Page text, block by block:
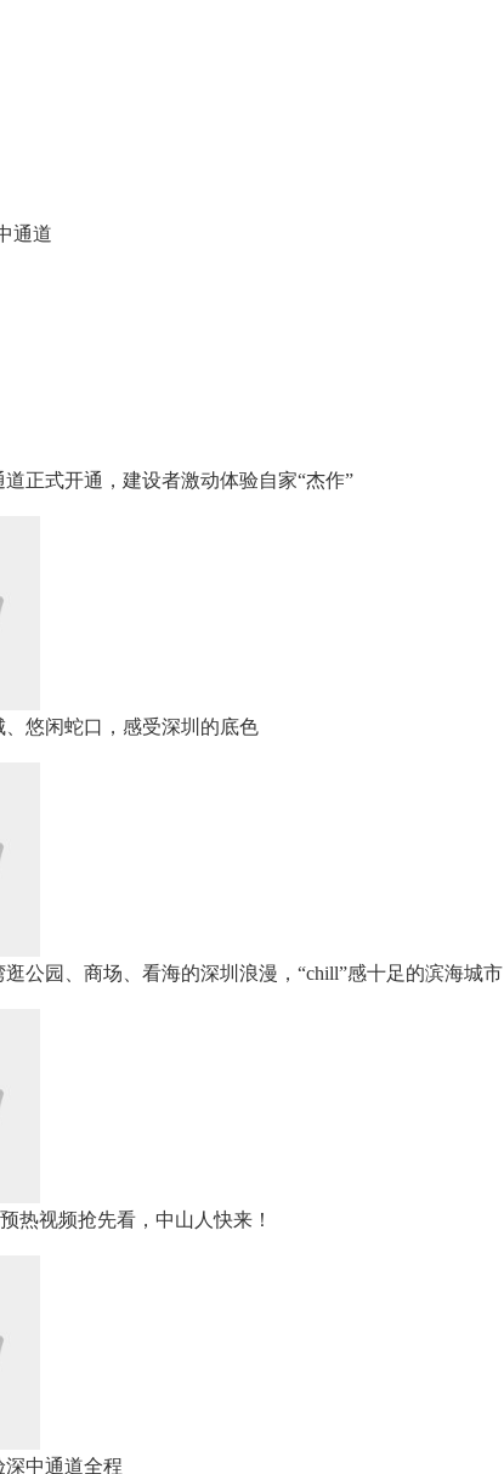
通道
正式开通，建设者激动体验自家“杰作”
、悠闲蛇口，感受深圳的底色
逛公园、商场、看海的深圳浪漫，“chill”感十足的滨海城市
热视频抢先看，中山人快来！
中通道全程